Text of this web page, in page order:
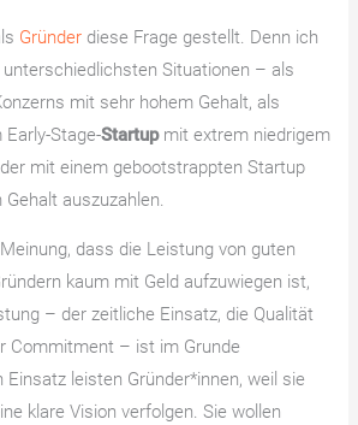
Gründer diese Frage gestellt. Denn ich
Situationen – als
mit sehr hohem Gehalt, als
Stage-Startupmit extrem niedrigem
mit einem gebootstrappten Startup
auszuzahlen.
dass die Leistung von guten
kaum mit Geld aufzuwiegen ist,
– der zeitliche Einsatz, die Qualität
Commitment – ist im Grunde
Einsatz leisten Gründer*innen, weil sie
klare Vision verfolgen. Sie wollen